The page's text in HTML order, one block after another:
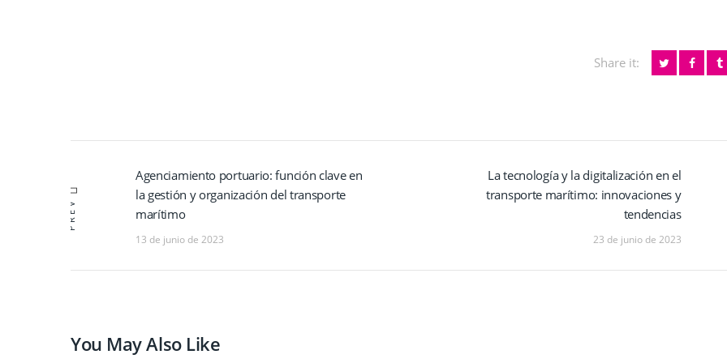
Share it:
de
entradas
PREV
Previous
post:
Agenciamiento portuario: función clave en
la gestión y organización del transporte
marítimo
13 de junio de 2023
post:
La tecnología y la digitalización en el
transporte marítimo: innovaciones y
tendencias
23 de junio de 2023
You May Also Like